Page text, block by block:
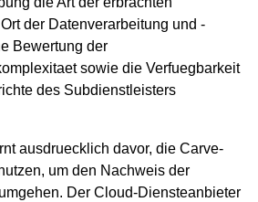
der Datenverarbeitung und -
Bewertung der
sowie die Verfuegbarkeit
des Subdienstleisters
ausdruecklich davor, die Carve-
um den Nachweis der
Der Cloud-Diensteanbieter